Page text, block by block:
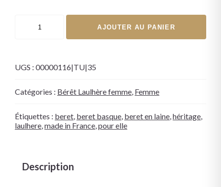
AJOUTER AU PANIER
UGS : 00000116|TU|35
Catégories : Bérêt Laulhère femme, Femme
Étiquettes : beret, beret basque, beret en laine,héritage,
laulhere,made in France,pour elle
Description